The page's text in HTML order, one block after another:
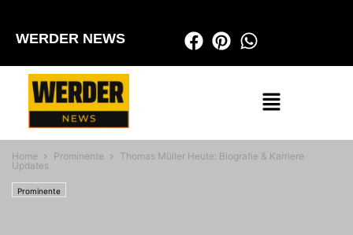
WERDER NEWS
Home Prominente
Thomas Müller Heute: Biografie & Karriere
Updates
Prominente